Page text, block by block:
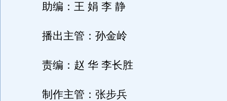
助编：王 娟 李 静
播出主管：孙金岭
责编：赵 华 李长胜
制作主管：张步兵